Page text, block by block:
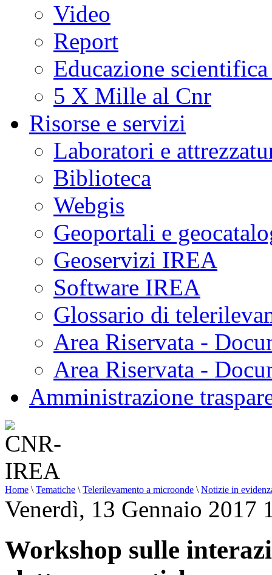
Video
Report
Educazione
5 X Mille al Cnr
Risorse e servizi
Laboratori e
Biblioteca
Webgis
Geoportali e
Geoservizi IREA
Software IREA
Glossario di
Area Riservata -
Area Riservata -
Amministrazione
Home \ Tematiche \ Telerilevamento a microonde \ Notizie in
Venerdì, 13 Gennaio 2017
Workshop sulle